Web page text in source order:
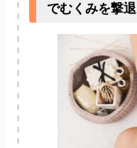
でむくみを撃退